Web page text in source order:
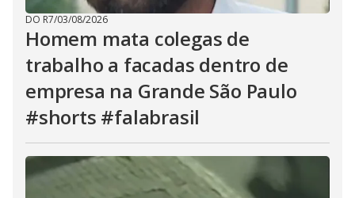
DO R7/03/08/2026
Homem mata colegas de
trabalho a facadas dentro de
empresa na Grande São Paulo
#shorts #falabrasil